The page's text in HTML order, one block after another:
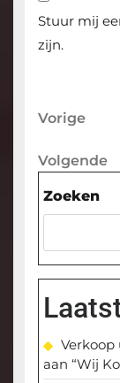
Stuur mij
zijn.
Vorige
Vorige
Volgende
Volgende
Zoeken
Verkoop
aan “Wij